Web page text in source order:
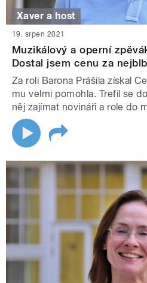
Xaver a host
19. srpen 2021
Muzikálový a operní
Dostal jsem cenu za
Za roli Barona Prášila získal
mu velmi pomohla. Trefil se
něj zajímat novináři a role do